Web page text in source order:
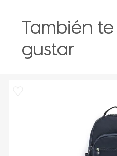
También
gustar